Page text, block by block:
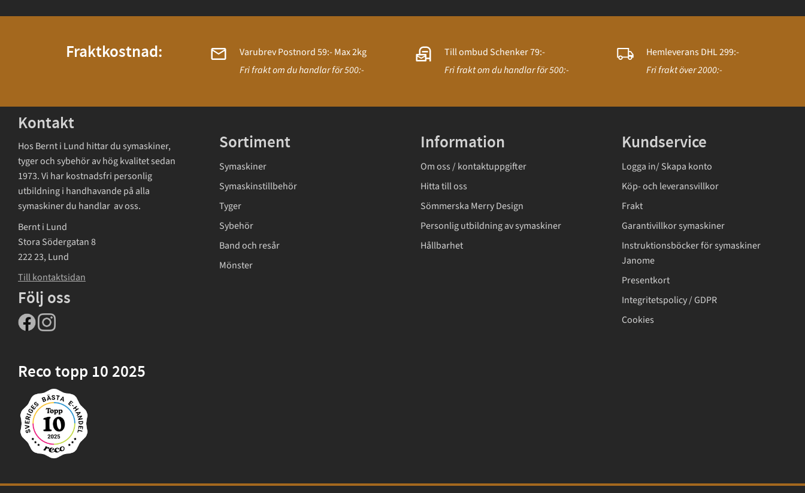
Fraktkostnad:
Varubrev Postnord 59:- Max 2kg
Fri frakt om du handlar för 500:-
Till ombud Schenker 79:-
Fri frakt om du handlar för 500:-
Hemleverans DHL 299:-
Fri frakt över 2000:-
Kontakt
Hos Bernt i Lund hittar du symaskiner,
tyger och sybehör av hög kvalitet sedan
1973. Vi har kostnadsfri personlig
utbildning i handhavande på alla
symaskiner du handlar av oss.
Bernt i Lund
Stora Södergatan 8
222 23, Lund
Till kontaktsidan
Följ oss
Reco topp 10 2025
Sortiment
Symaskiner
Symaskinstillbehör
Tyger
Sybehör
Band och resår
Mönster
Information
Om oss / kontaktuppgifter
Hitta till oss
Sömmerska Merry Design
Personlig utbildning av symaskiner
Hållbarhet
Kundservice
Logga in/ Skapa konto
Köp- och leveransvillkor
Frakt
Garantivillkor symaskiner
Instruktionsböcker för symaskiner
Janome
Presentkort
Integritetspolicy / GDPR
Cookies